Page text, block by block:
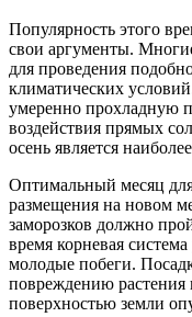
Популярность этого
свои аргументы.
для проведения
климатических
умеренно прохладную
воздействия прямых
осень является
Оптимальный месяц
размещения на новом
заморозков должно
время корневая
молодые побеги.
повреждению растения
поверхностью земли